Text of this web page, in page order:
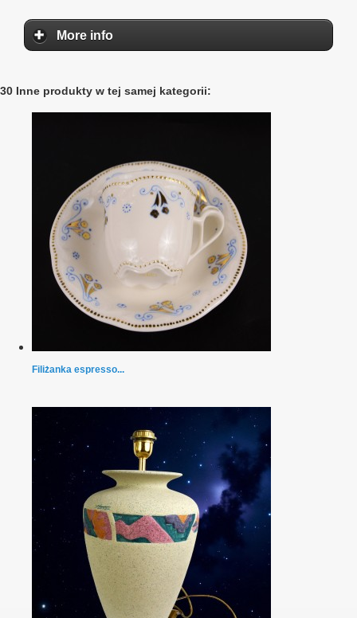
More info
30 Inne produkty w tej samej kategorii:
Filiżanka espresso...